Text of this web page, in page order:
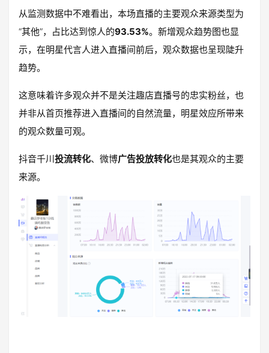
从监测数据中不难看出，本场直播的主要观众来源类型为
“其他”，占比达到惊人的93.53%。新增观众趋势图也显
示，在明星代言人进入直播间前后，观众数据也呈现陡升
趋势。
这意味着许多观众并不是关注趣店直播号的忠实粉丝，也
并非从首页推荐进入直播间的自然流量，明星效应所带来
的观众数量可观。
抖音千川投流转化、微博广告投放转化也是其观众的主要
来源。